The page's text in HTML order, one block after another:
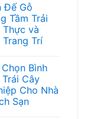
Đế Gỗ
Tầm Trải
Thực và
Trí
Bình
Cây
Cho Nhà
Sạn